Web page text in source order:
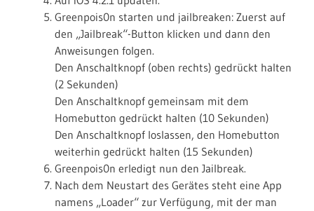
Greenpois0n starten und jailbreaken: Zuerst auf
den „Jailbreak“-Button klicken und dann den
Anweisungen folgen.
Den Anschaltknopf (oben rechts) gedrückt halten
(2 Sekunden)
Den Anschaltknopf gemeinsam mit dem
Homebutton gedrückt halten (10 Sekunden)
Den Anschaltknopf loslassen, den Homebutton
weiterhin gedrückt halten (15 Sekunden)
Greenpois0n erledigt nun den Jailbreak.
Nach dem Neustart des Gerätes steht eine App
namens „Loader“ zur Verfügung, mit der man